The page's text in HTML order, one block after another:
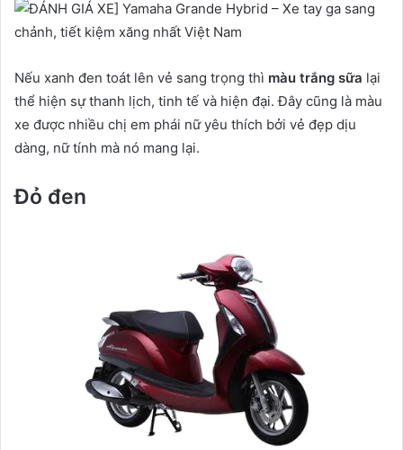
Nếu xanh đen toát lên vẻ sang trọng thì màu trắng sữa lại
thể hiện sự thanh lịch, tinh tế và hiện đại. Đây cũng là màu
xe được nhiều chị em phái nữ yêu thích bởi vẻ đẹp dịu
dàng, nữ tính mà nó mang lại.
Đỏ đen